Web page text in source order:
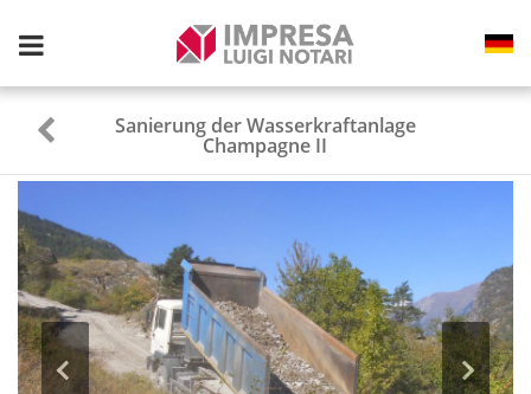
Toggle
navigation
Sanierung der Wasserkraftanlage
Champagne II